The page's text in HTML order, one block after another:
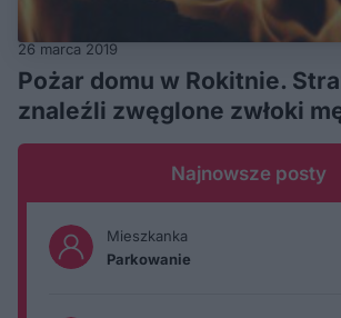
26 marca 2019
Pożar domu w Rokitnie.
znaleźli zwęglone zwłoki
Najnowsze posty
Mieszkanka
Parkowanie